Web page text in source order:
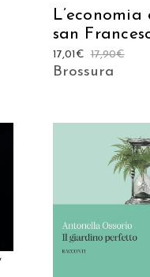
L’economia
san
17,90€
17,01 €
Brossura
AGGIUNGI AL